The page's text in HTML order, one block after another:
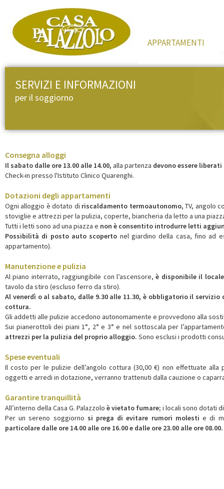
APPARTAMENTI
SERVIZI E INFORMAZIONI
per il soggiorno
Consegna alloggi
Il sabato dalle ore 13.00 alle 14.00, alla partenza devono essere
Check-in presso l'Istituto Clinico Quarenghi.
Dotazioni degli appartamenti
Ogni alloggio è dotato di riscaldamento termoautonomo, TV, angolo
stoviglie e attrezzi per la pulizia, coperte, biancheria da letto a una
Tutti i letti sono ad una piazza e non è consentito introdurre letti
Possibilità di posto auto scoperto nel giardino della casa, fino ad
appartamento).
Manutenzione e pulizia
Al piano interrato, raggiungibile con l’ascensore,è disponibile il
tavolo da stiro (escluso ferro da stiro).
Al venerdì o al sabato, dalle 9.30 alle 11.30, è obbligatorio il
cottura.
Gli addetti alle pulizie accedono autonomamente e provvedono alla
Sui pianerottoli dei piani 1°, 2° e 3° e nel sottoscala per
attrezzi per la pulizia del proprio alloggio. Sono esclusi i prodotti
Spese eventuali
Il costo per le pulizie dell’angolo cottura (30,00 €) non effettuate
oggetti e arredi in dotazione, verranno trattenuti dalla cauzione o
Garantire tranquillità
All’interno della Casa G. Palazzolo è vietato fumare; i locali sono dotati
Per un sereno soggiorno si prega di evitare rumori molestie di
particolare dalle ore 14.00 alle ore 16.00 e dalle ore 23.00 alle ore 08.00.